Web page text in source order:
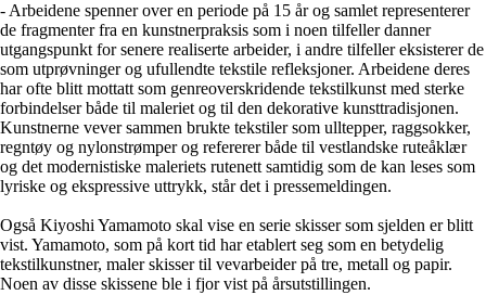
- Arbeidene spenner over en periode på 15 år og samlet representerer
de fragmenter fra en kunstnerpraksis som i noen tilfeller danner
utgangspunkt for senere realiserte arbeider, i andre tilfeller eksisterer de
som utprøvninger og ufullendte tekstile refleksjoner. Arbeidene deres
har ofte blitt mottatt som genreoverskridende tekstilkunst med sterke
forbindelser både til maleriet og til den dekorative kunsttradisjonen.
Kunstnerne vever sammen brukte tekstiler som ulltepper, raggsokker,
regntøy og nylonstrømper og refererer både til vestlandske ruteåklær
og det modernistiske maleriets rutenett samtidig som de kan leses som
lyriske og ekspressive uttrykk, står det i pressemeldingen.
Også Kiyoshi Yamamoto skal vise en serie skisser som sjelden er blitt
vist. Yamamoto, som på kort tid har etablert seg som en betydelig
tekstilkunstner, maler skisser til vevarbeider på tre, metall og papir.
Noen av disse skissene ble i fjor vist på årsutstillingen.